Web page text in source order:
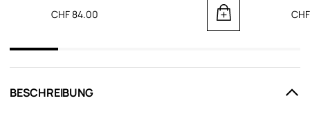
CHF 84.00
BESCHREIBUNG